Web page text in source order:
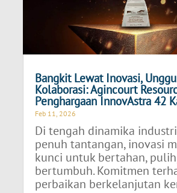
Bangkit Lewat Inovasi,
Kolaborasi: Agincourt
Penghargaan InnovAstra 42
Feb 11, 2026
Di tengah dinamika
penuh tantangan, inovasi
kunci untuk bertahan,
bertumbuh. Komitmen
perbaikan berkelanjutan